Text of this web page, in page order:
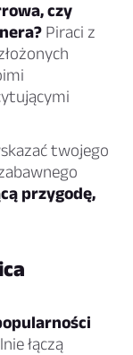
czy
Piraci z
twojego
przygodę,
łączą